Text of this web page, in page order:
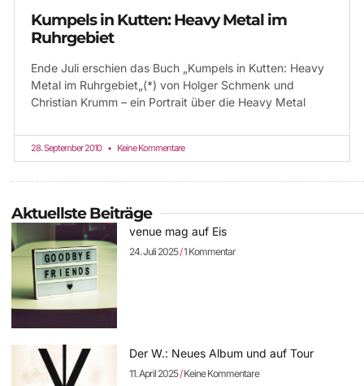
Kumpels in Kutten: Heavy Metal im
Ruhrgebiet
Ende Juli erschien das Buch „Kumpels in Kutten: Heavy
Metal im Ruhrgebiet„(*) von Holger Schmenk und
Christian Krumm – ein Portrait über die Heavy Metal
28. September 2010 Keine Kommentare
Aktuellste Beiträge
venue mag auf Eis
24. Juli 2025 1 Kommentar
Der W.: Neues Album und auf Tour
11. April 2025 Keine Kommentare